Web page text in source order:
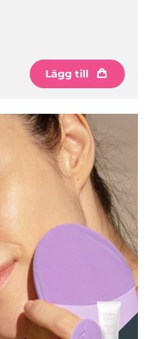
Lägg till